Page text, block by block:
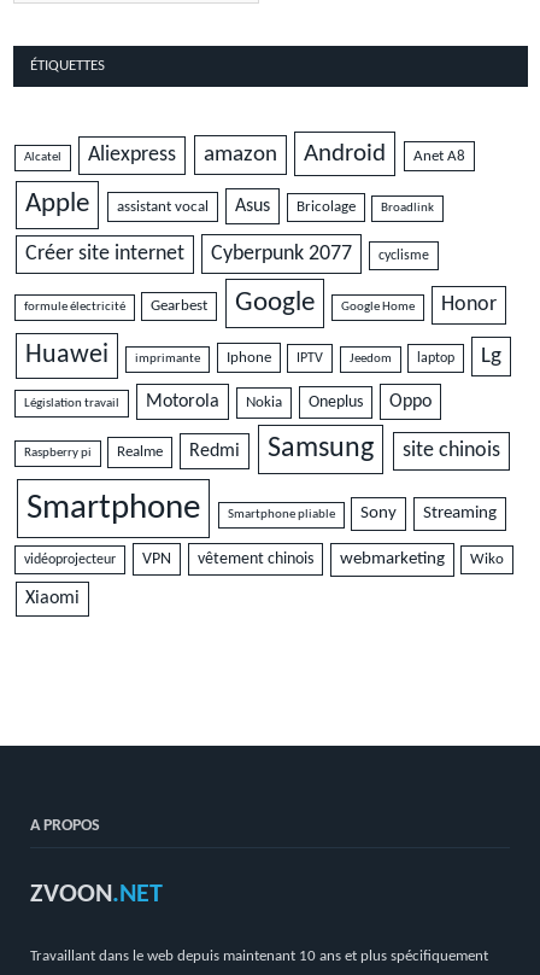
ÉTIQUETTES
Alcatel Aliexpress amazon Android Anet A8
Apple assistant vocal Asus Bricolage Broadlink
Créer site internet Cyberpunk 2077 cyclisme
formule électricité Gearbest Google Google Home Honor
Huawei imprimante Iphone IPTV Jeedom laptop Lg
Législation travail Motorola Nokia Oneplus Oppo
Raspberry pi Realme Redmi Samsung site chinois
Smartphone Smartphone pliable Sony Streaming
vidéoprojecteur VPN vêtement chinois webmarketing Wiko
Xiaomi
A PROPOS
ZVOON.NET
Travaillant dans le web depuis maintenant 10 ans et plus spécifiquement